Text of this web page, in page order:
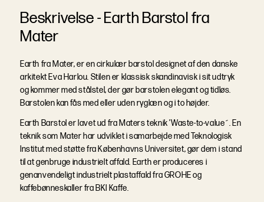
Beskrivelse-Earth Barstol fra
Mater
Earth fra Mater, er en cirkulær barstol designet af den danske
arkitekt Eva Harlou. Stilen er klassisk skandinavisk i sit udtryk
og kommer med stålstel, der gør barstolen elegant og tidløs.
Barstolen kan fås med eller uden ryglæn og i to højder.
Earth Barstol er lavet ud fra Maters teknik ’Waste-to-value´. En
teknik som Mater har udviklet i samarbejde med Teknologisk
Institut med støtte fra Københavns Universitet, gør dem i stand
til at genbruge industrielt affald. Earth er produceres i
genanvendeligt industrielt plastaffald fra GROHE og
kaffebønneskaller fra BKI Kaffe.